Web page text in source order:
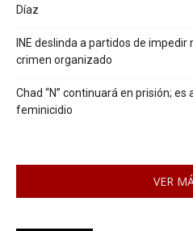
Díaz
INE deslinda a partidos de
crimen organizado
Chad “N” continuará en prisión;
feminicidio
VER